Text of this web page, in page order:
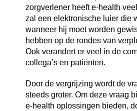
zorgverlener heeft e-health
zal een elektronische luier die
wanneer hij moet worden
hebben op de rondes van
Ook verandert er veel in de
collega’s en patiënten.
Door de vergrijzing wordt de
steeds groter. Om deze vraag
e-health oplossingen bieden,